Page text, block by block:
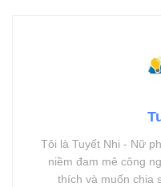
Tôi là Tuyết Nhi - Nữ
niềm đam mê công
thích và muốn chia